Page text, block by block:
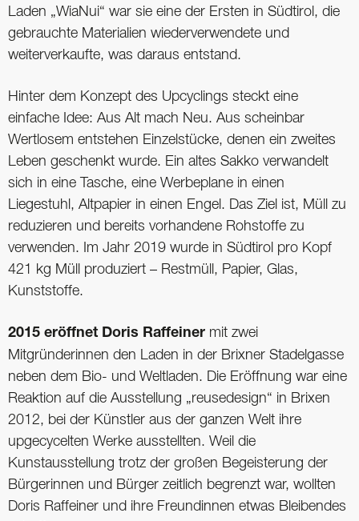
Laden „WiaNui“ war sie eine der Ersten in Südtirol, die
gebrauchte Materialien wiederverwendete und
weiterverkaufte, was daraus entstand.
Hinter dem Konzept des Upcyclings steckt eine
einfache Idee: Aus Alt mach Neu. Aus scheinbar
Wertlosem entstehen Einzelstücke, denen ein zweites
Leben geschenkt wurde. Ein altes Sakko verwandelt
sich in eine Tasche, eine Werbeplane in einen
Liegestuhl, Altpapier in einen Engel. Das Ziel ist, Müll zu
reduzieren und bereits vorhandene Rohstoffe zu
verwenden. Im Jahr 2019 wurde in Südtirol pro Kopf
421 kg Müll produziert – Restmüll, Papier, Glas,
Kunststoffe.
2015 eröffnet Doris Raffeiner mit zwei
Mitgründerinnen den Laden in der Brixner Stadelgasse
neben dem Bio- und Weltladen. Die Eröffnung war eine
Reaktion auf die Ausstellung „reusedesign“ in Brixen
2012, bei der Künstler aus der ganzen Welt ihre
upgecycelten Werke ausstellten. Weil die
Kunstausstellung trotz der großen Begeisterung der
Bürgerinnen und Bürger zeitlich begrenzt war, wollten
Doris Raffeiner und ihre Freundinnen etwas Bleibendes